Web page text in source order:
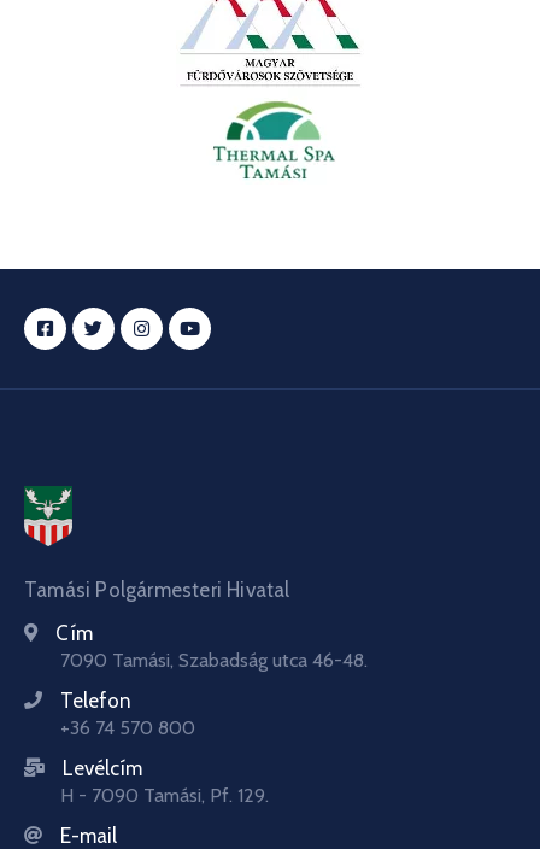
Tamási Polgármesteri Hivatal
Cím
7090 Tamási, Szabadság utca 46-48.
Telefon
+36 74 570 800
Levélcím
H - 7090 Tamási, Pf. 129.
E-mail